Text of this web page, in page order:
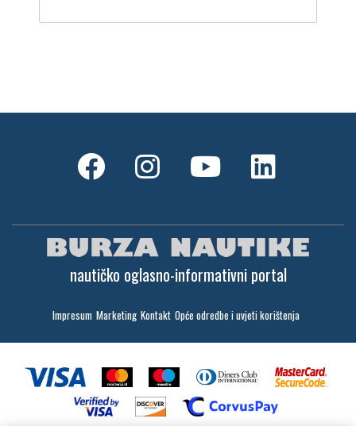
nautičko oglasno-informativni portal
Impresum Marketing Kontakt Opće odredbe i uvjeti korištenja